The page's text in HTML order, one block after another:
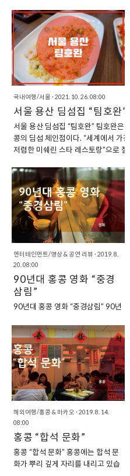
공유하는 문화를 나타냅니다.“In
some cultures, table sharing is a
common practice in busy res..
찾을 수 있다. 광화문에서 근무하는
직장인들의 점심식사를 책임지고
있는 여러 장소 중의 한 곳이라고 할
수 있는 곳이다. ”서울 광화문 오피
시아빌딩 : 오한수 우육면가“ 오한
수 우육면가는 프랜차이즈 음식점
이라고 할 수 있는데, 덕분에 광화문
뿐만 아니라 여러 장소에서 맛볼 수
있는 곳이기도 하다. 이는 홍콩 음식
점을 주력으로 판매하는 식당이라
고 할 수 있는데, 코로나19로 인해
서 한동안 여행을 하지 못한 요즘에
울 때 방문하기에 좋은 곳이다. 오한
수 우육면가는 광화문에서도 여러
곳에서 찾을 수 있는데, 이번에 방문
한 곳은 오피시아빌딩 지하에 있는
매장이다. “홍콩식 우육탕면..
국내여행/서울 · 2021. 10. 26. 08:00
서울 용산 딤섬집 “팀호완”
서울 용산 딤섬집 “팀호완” 팀호완은 홍
콩의 딤섬 체인점이다. “세계에서 가장
저렴한 미쉐린 스타 레스토랑”으로 잘
확장하여 세계 여러 나라로 확장되었다.
현재에는 12개국에 프랜차이즈 지점을
보유하고 있는데, 이제는 우리나라에서
도 찾을 수 있게 되었다. “서울 용산 : 딤
섬집 팀호완” 팀호완은 홍콩에서 유명
한 딤섬 맛집으로 알려져 있다. 팀호완
은 홍콩 IFC 몰에서 찾을 수 있는 것으
로도 유명한데, 홍콩 여행을 하면서 실
제로 방문했던 적이 있다. 홍콩 IFC 몰
“팀호완” :
https://theuranus.tistory.com/5875
용산에서도 우연히 “팀호완”을 보게 되
리면서 방문을 해보았다. 홍콩에서와 마
찬가지로, 용산..
엔터테인먼트/영상 & 공연 리뷰 · 2019. 8.
20. 08:00
90년대 홍콩 영화 “중경
삼림”
90년대 홍콩 영화 “중경삼림” 90년
영화의 성지와도 같은 곳이었습니
다. 당시의 홍콩 영화계는 단순히 아
시아를 넘어서, 세계적인 영화로 발
돋움을 하기도 했는데요. 90년대의
홍콩 영화 중에서 단연 손꼽히는 작
품이 있습니다. 바로 “왕가위” 감독
의 작품으로 “중경삼림, 타락천
사”와 같은 작품이지요. “90년대 홍
콩 영화, 중경삼림(CHUNGKING
EXPRESS)” 90년대 홍콩 영화의 대
표주자로는 중경삼림이라는 영화가
있습니다. 영어 제목으로는
해외여행/홍콩 & 마카오 · 2019. 8. 14.
08:00
홍콩 “합석 문화”
홍콩 “합석 문화” 홍콩에는 합석 문
화가 뿌리 깊게 자리를 내리고 있습